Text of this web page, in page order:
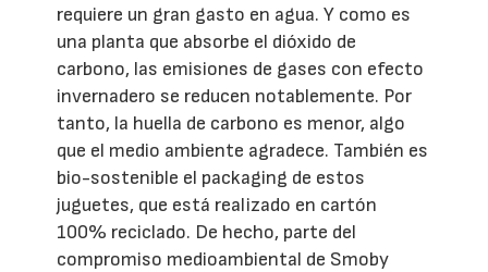
requiere un gran gasto en agua. Y como es
una planta que absorbe el dióxido de
carbono, las emisiones de gases con efecto
invernadero se reducen notablemente. Por
tanto, la huella de carbono es menor, algo
que el medio ambiente agradece. También es
bio-sostenible el packaging de estos
juguetes, que está realizado en cartón
100% reciclado. De hecho, parte del
compromiso medioambiental de Smoby